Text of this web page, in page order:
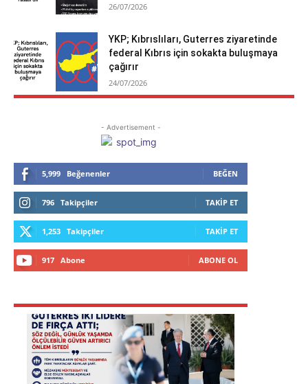
26/07/2026
YKP; Kıbrıslıları, Guterres ziyaretinde
federal Kıbrıs için sokakta buluşmaya
çağırır
24/07/2026
- Advertisement -
5,999 Beğenenler BEĞEN
796 Takipçiler TAKIP ET
1,253 Takipçiler TAKIP ET
917 Abone ABONE OL